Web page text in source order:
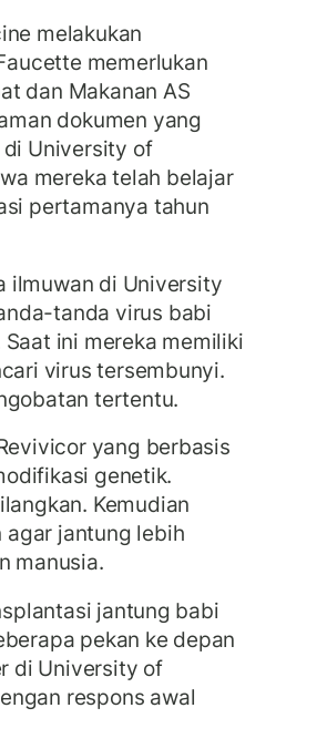
melakukan
memerlukan
dan Makanan AS
dokumen yang
di University of
mereka telah belajar
pertamanya tahun
ilmuwan di University
tanda virus babi
ini mereka memiliki
virus tersembunyi.
tertentu.
yang berbasis
genetik.
Kemudian
agar jantung lebih
manusia.
jantung babi
pekan ke depan
di University of
respons awal